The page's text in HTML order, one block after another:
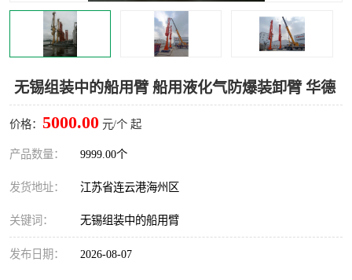
无锡组装中的船用臂 船用液化气防爆装卸臂 华德
价格： 5000.00 元/个 起
产品数量： 9999.00个
发货地址： 江苏省连云港海州区
关键词： 无锡组装中的船用臂
发布日期： 2026-08-07
浮动出油装置